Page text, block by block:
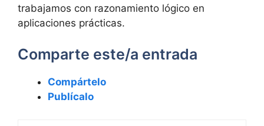
trabajamos con razonamiento lógico en
aplicaciones prácticas.
Comparte este/a entrada
Compártelo
Publícalo